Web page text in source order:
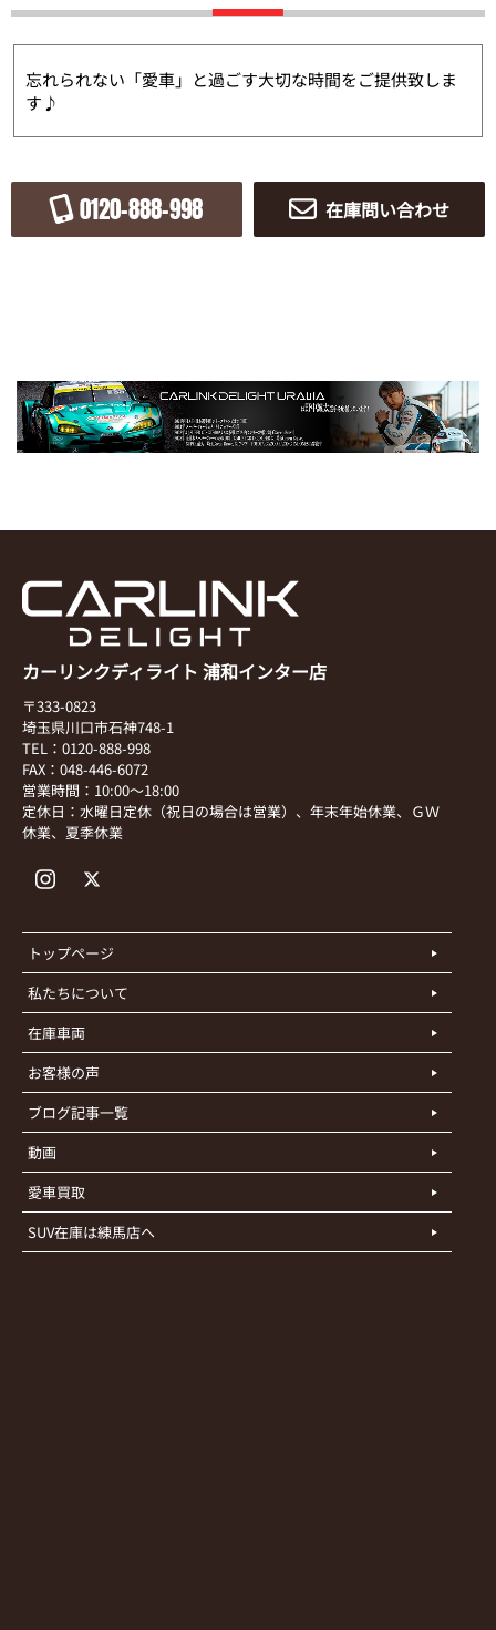
忘れられない「愛車」と過ごす大切な時間をご提供致しま
す♪
0120-888-998 在庫問い合わせ
カーリンクディライト 浦和インター店
〒333-0823
埼玉県川口市石神748-1
TEL：0120-888-998
FAX：048-446-6072
営業時間：10:00～18:00
定休日：水曜日定休（祝日の場合は営業）、年末年始休業、ＧＷ
休業、夏季休業
トップページ
私たちについて
在庫車両
お客様の声
ブログ記事一覧
動画
愛車買取
SUV在庫は練馬店へ